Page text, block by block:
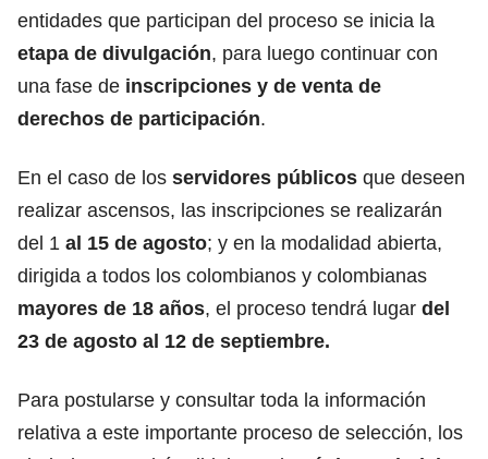
entidades que participan del proceso se inicia la
etapa de divulgación, para luego continuar con
una fase de inscripciones y de venta de
derechos de participación.
En el caso de los servidores públicos que deseen
realizar ascensos, las inscripciones se realizarán
del 1 al 15 de agosto; y en la modalidad abierta,
dirigida a todos los colombianos y colombianas
mayores de 18 años, el proceso tendrá lugar del
23 de agosto al 12 de septiembre.
Para postularse y consultar toda la información
relativa a este importante proceso de selección, los